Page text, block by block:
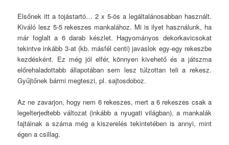
Elsőnek itt a tojástartó… 2 x 5-ös a legáltalánosabban használt.
Kiváló lesz 5-5 rekeszes mankalához. Mi is ilyet használunk, ha
már foglalt a 6 darab készlet. Hagyományos dekorkavicsokat
tekintve inkább 3-at (kb. másfél centi) javaslok egy-egy rekeszbe
kezdésként. Ez még jól elfér, könnyen kivehető és a játszma
előrehaladottabb állapotában sem lesz túlzottan teli a rekesz.
Gyűjtőnek bármi megteszi, pl. sajtosdoboz.
Az ne zavarjon, hogy nem 6 rekeszes, mert a 6 rekeszes csak a
legelterjedtebb változat (inkább a nyugati világban), a mankalák
fajtáinak a száma még a kiszerelés tekintetében is annyi, mint
égen a csillag.